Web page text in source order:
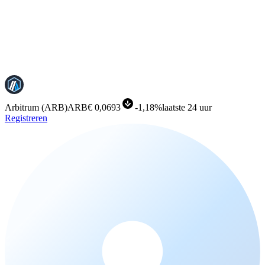
Arbitrum (ARB)ARB€ 0,0693 -1,18%laatste 24 uur
Registreren